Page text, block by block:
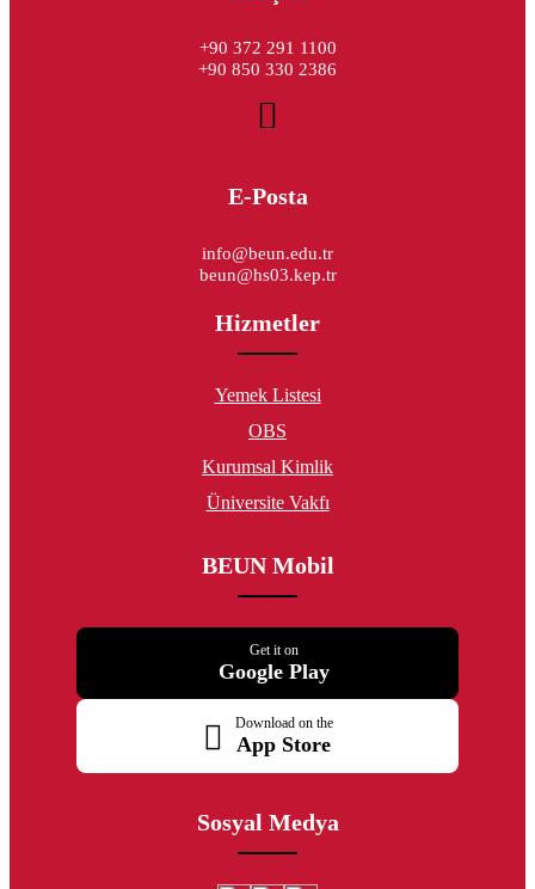
+90 372 291 1100
+90 850 330 2386
E-Posta
info@beun.edu.tr
beun@hs03.kep.tr
Hizmetler
Yemek Listesi
OBS
Kurumsal Kimlik
Üniversite Vakfı
BEUN Mobil
Get it on
Google Play
Download on the
App Store
Sosyal Medya